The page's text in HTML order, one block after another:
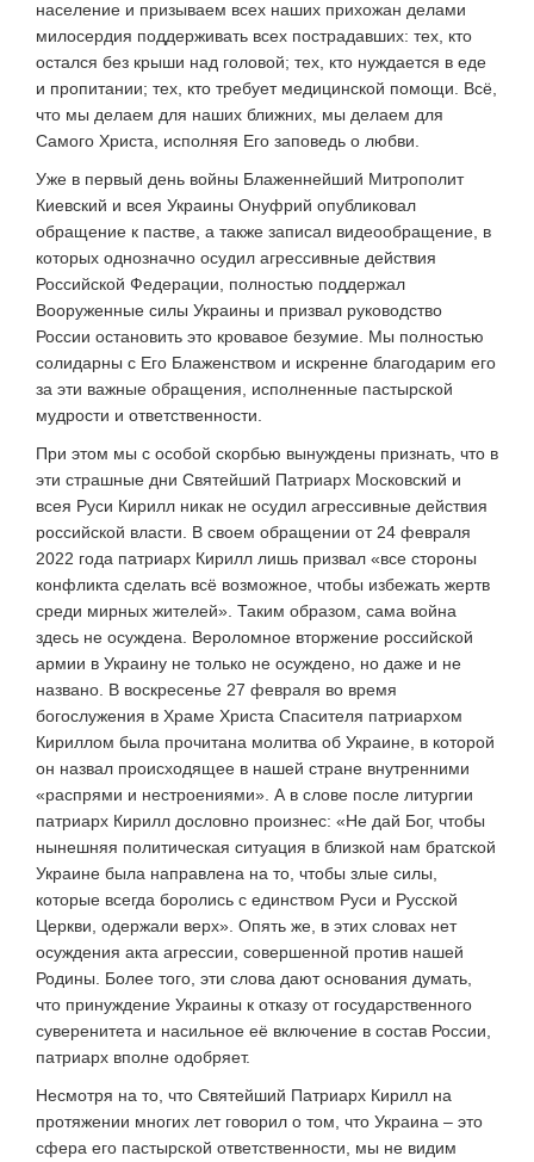
население и призываем всех наших прихожан делами
милосердия поддерживать всех пострадавших: тех, кто
остался без крыши над головой; тех, кто нуждается в еде
и пропитании; тех, кто требует медицинской помощи. Всё,
что мы делаем для наших ближних, мы делаем для
Самого Христа, исполняя Его заповедь о любви.
Уже в первый день войны Блаженнейший Митрополит
Киевский и всея Украины Онуфрий опубликовал
обращение к пастве, а также записал видеообращение, в
которых однозначно осудил агрессивные действия
Российской Федерации, полностью поддержал
Вооруженные силы Украины и призвал руководство
России остановить это кровавое безумие. Мы полностью
солидарны с Его Блаженством и искренне благодарим его
за эти важные обращения, исполненные пастырской
мудрости и ответственности.
При этом мы с особой скорбью вынуждены признать, что в
эти страшные дни Святейший Патриарх Московский и
всея Руси Кирилл никак не осудил агрессивные действия
российской власти. В своем обращении от 24 февраля
2022 года патриарх Кирилл лишь призвал «все стороны
конфликта сделать всё возможное, чтобы избежать жертв
среди мирных жителей». Таким образом, сама война
здесь не осуждена. Вероломное вторжение российской
армии в Украину не только не осуждено, но даже и не
названо. В воскресенье 27 февраля во время
богослужения в Храме Христа Спасителя патриархом
Кириллом была прочитана молитва об Украине, в которой
он назвал происходящее в нашей стране внутренними
«распрями и нестроениями». А в слове после литургии
патриарх Кирилл дословно произнес: «Не дай Бог, чтобы
нынешняя политическая ситуация в близкой нам братской
Украине была направлена на то, чтобы злые силы,
которые всегда боролись с единством Руси и Русской
Церкви, одержали верх». Опять же, в этих словах нет
осуждения акта агрессии, совершенной против нашей
Родины. Более того, эти слова дают основания думать,
что принуждение Украины к отказу от государственного
суверенитета и насильное её включение в состав России,
патриарх вполне одобряет.
Несмотря на то, что Святейший Патриарх Кирилл на
протяжении многих лет говорил о том, что Украина – это
сфера его пастырской ответственности, мы не видим